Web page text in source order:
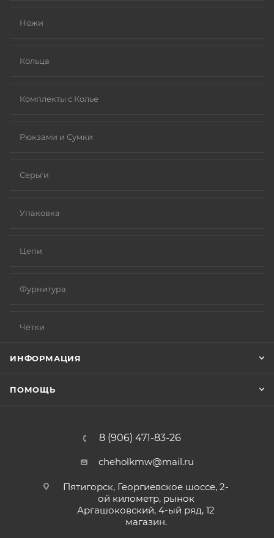
Платина.
Ножи
Кольца
Комплекты с Колье
Рюкзами и Сумки
Серьги
Упаковка
Цепи
Фурнитура
Чётки
ИНФОРМАЦИЯ
ПОМОЩЬ
8 (906) 471-83-26
cheholkmw@mail.ru
Пятигорск, Георгиевское шоссе, 2-
ой километр, рынок
Аргашоковский, 4-ый ряд, 12
магазин.